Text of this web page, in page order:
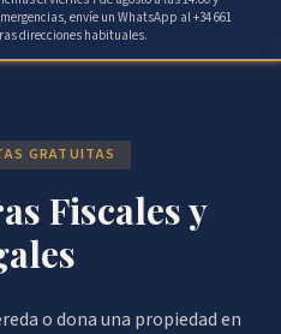
envíe un WhatsApp al +34 661
direcciones habituales.
GRATUITAS
Fiscales y
o dona una propiedad en